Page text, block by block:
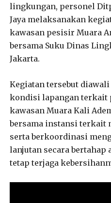
lingkungan, personel
Jaya melaksanakan
kawasan pesisir Muara
bersama Suku Dinas
Jakarta.
Kegiatan tersebut
kondisi lapangan terkait
kawasan Muara Kali
bersama instansi terkait
serta berkoordinasi
lanjutan secara bertahap
tetap terjaga